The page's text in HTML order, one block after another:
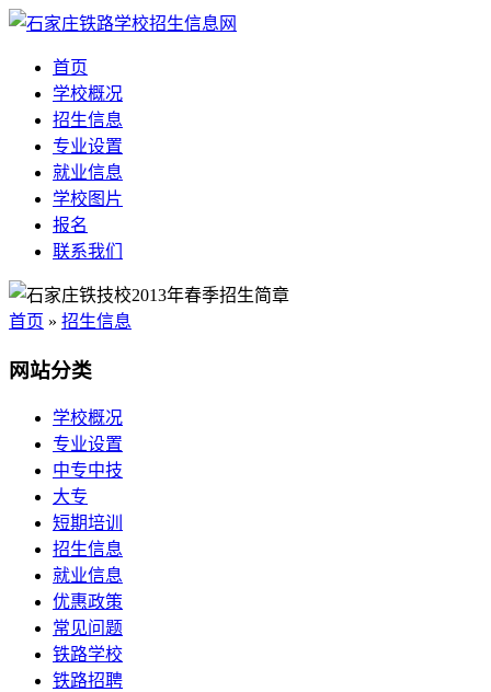
首页
学校概况
招生信息
专业设置
就业信息
学校图片
报名
联系我们
首页 » 招生信息
网站分类
学校概况
专业设置
中专中技
大专
短期培训
招生信息
就业信息
优惠政策
常见问题
铁路学校
铁路招聘